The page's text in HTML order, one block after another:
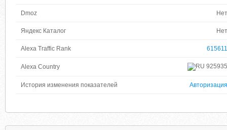
Dmoz Нет
Яндекс Каталог Нет
Alexa Traffic Rank 615611
Alexa Country 925935
История изменения показателей Авторизация